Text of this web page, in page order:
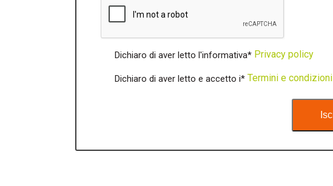
Dichiaro di aver letto l'informativa* Privacy policy
Dichiaro di aver letto e accetto i* Termini e condizioni